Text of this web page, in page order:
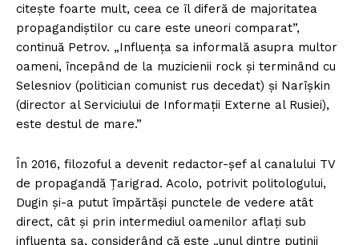
citește foarte mult, ceea ce îl diferă de majoritatea
propagandiștilor cu care este uneori comparat”,
continuă Petrov. „Influența sa informală asupra multor
oameni, începând de la muzicienii rock și terminând cu
Selesniov (politician comunist rus decedat) și Narîșkin
(director al Serviciului de Informații Externe al Rusiei),
este destul de mare.”
În 2016, filozoful a devenit redactor-șef al canalului TV
de propagandă Țarigrad. Acolo, potrivit politologului,
Dugin și-a putut împărtăși punctele de vedere atât
direct, cât și prin intermediul oamenilor aflați sub
influența sa, considerând că este „unul dintre puținii